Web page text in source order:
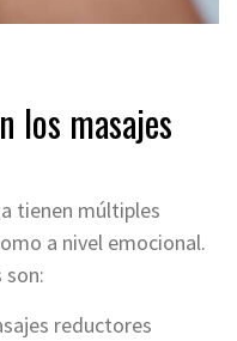
los masajes
tienen múltiples
a nivel emocional.
son:
reductores